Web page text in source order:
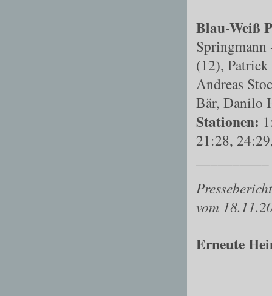
Blau-Weiß
(12),
Andreas
Bär, Danilo
Stationen:
21:28,
vom
Erneute